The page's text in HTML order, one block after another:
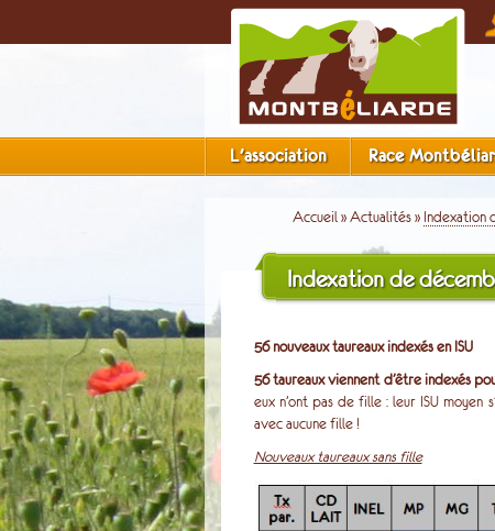
L'association Race
Accueil» Actualités» Indexation
Indexation de
56 nouveaux taureaux indexés en ISU
56 taureaux viennent d’être indexés
eux n’ont pas de fille : leur ISU moyen
avec aucune fille !
Nouveaux taureaux sans fille